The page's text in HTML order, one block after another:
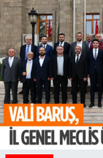
HABERDE
İlginç
KÜLTÜR
MAGAZİN
Oyun